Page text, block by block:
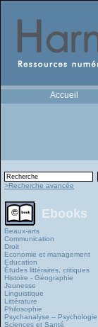
Accueil
>Recherche avancée
Ebooks
Beaux-arts
Communication
Droit
Economie et management
Education
Études littéraires, critiques
Histoire - Géographie
Jeunesse
Linguistique
Littérature
Philosophie
Psychanalyse – Psychologie
Sciences et Santé